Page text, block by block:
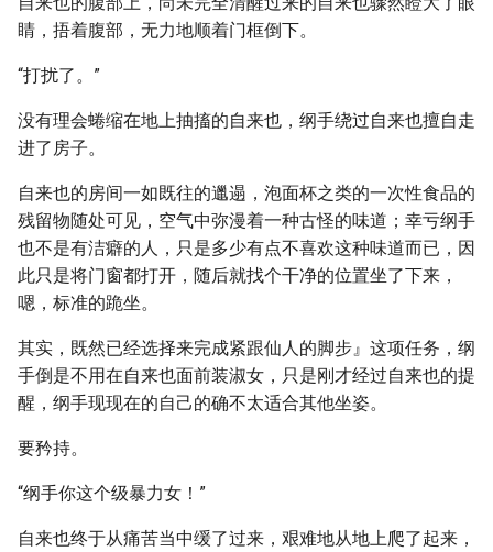
睛，捂着腹部，无力地顺着门框倒下。
“打扰了。”
没有理会蜷缩在地上抽搐的自来也，纲手绕过自来也擅自走
进了房子。
自来也的房间一如既往的邋遢，泡面杯之类的一次性食品的
残留物随处可见，空气中弥漫着一种古怪的味道；幸亏纲手
也不是有洁癖的人，只是多少有点不喜欢这种味道而已，因
此只是将门窗都打开，随后就找个干净的位置坐了下来，
嗯，标准的跪坐。
其实，既然已经选择来完成紧跟仙人的脚步』这项任务，纲
手倒是不用在自来也面前装淑女，只是刚才经过自来也的提
醒，纲手现现在的自己的确不太适合其他坐姿。
要矜持。
“纲手你这个级暴力女！”
自来也终于从痛苦当中缓了过来，艰难地从地上爬了起来，